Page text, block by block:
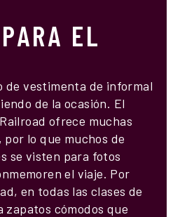
EL
de vestimenta de informal
de la ocasión. El
ofrece muchas
lo que muchos de
se visten para fotos
el viaje. Por
en todas las clases de
zapatos cómodos que